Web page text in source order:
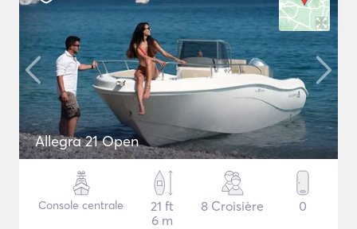
Allegra 21 Open
Console centrale
21 ft
6 m
8 Croisière 0